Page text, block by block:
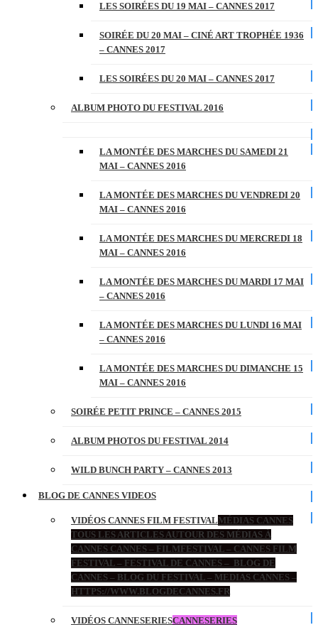
LES SOIRÉES DU 19 MAI – CANNES 2017
SOIRÉE DU 20 MAI – CINÉ ART TROPHÉE 1936
– CANNES 2017
LES SOIRÉES DU 20 MAI – CANNES 2017
ALBUM PHOTO DU FESTIVAL 2016
LA MONTÉE DES MARCHES DU SAMEDI 21
MAI – CANNES 2016
LA MONTÉE DES MARCHES DU VENDREDI 20
MAI – CANNES 2016
LA MONTÉE DES MARCHES DU MERCREDI 18
MAI – CANNES 2016
LA MONTÉE DES MARCHES DU MARDI 17 MAI
– CANNES 2016
LA MONTÉE DES MARCHES DU LUNDI 16 MAI
– CANNES 2016
LA MONTÉE DES MARCHES DU DIMANCHE 15
MAI – CANNES 2016
SOIRÉE PETIT PRINCE – CANNES 2015
ALBUM PHOTOS DU FESTIVAL 2014
WILD BUNCH PARTY – CANNES 2013
BLOG DE CANNES VIDEOS
VIDÉOS CANNES FILM FESTIVALMÉDIAS CANNES
TOUS LES ARTICLES AUTOUR DES MÉDIAS À
CANNES CANNES – FILMFESTIVAL – CANNES FILM
FESTIVAL – FESTIVAL DE CANNES – BLOG DE
CANNES – BLOG DU FESTIVAL – MEDIAS CANNES –
HTTPS://WWW.BLOGDECANNES.FR
VIDÉOS CANNESERIESCANNESERIES